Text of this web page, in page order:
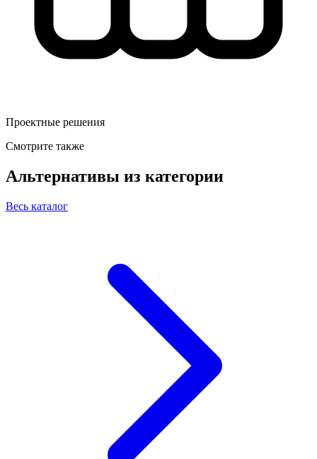
Проектные решения
Смотрите также
Альтернативы из категории
Весь каталог